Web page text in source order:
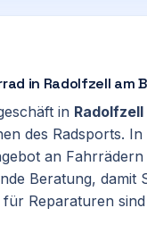
in Radolfzell am
in
des Radsports.
an
Beratung, damit
Reparaturen